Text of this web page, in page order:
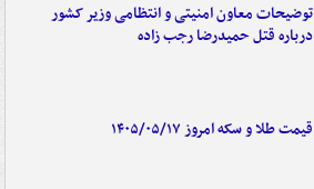
توضیحات معاون امنیتی و انتظامی وزیر کشور
درباره قتل حمیدرضا رجب زاده
قیمت طلا و سکه امروز ۱۴۰۵/۰۵/۱۷